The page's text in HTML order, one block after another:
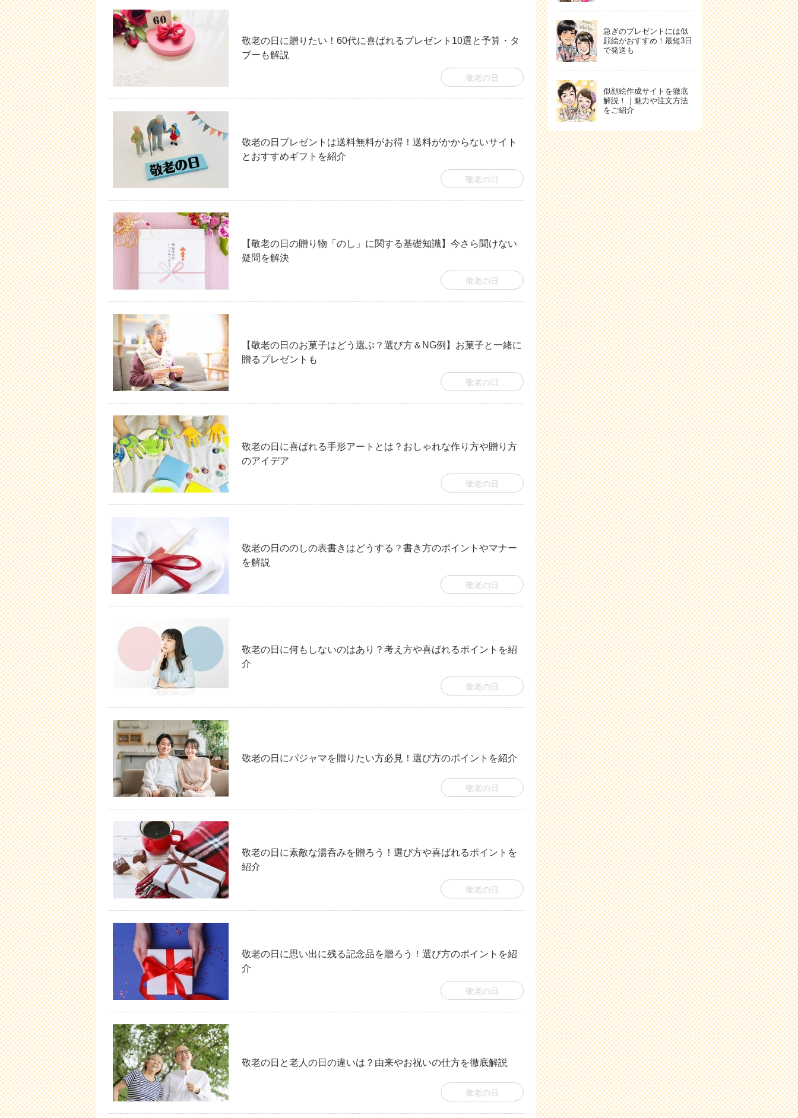
敬老の日に贈りたい！60代に喜ばれるプレゼント10選と予算・タ
ブーも解説
敬老の日
敬老の日プレゼントは送料無料がお得！送料がかからないサイト
とおすすめギフトを紹介
敬老の日
【敬老の日の贈り物「のし」に関する基礎知識】今さら聞けない
疑問を解決
敬老の日
【敬老の日のお菓子はどう選ぶ？選び方＆NG例】お菓子と一緒に
贈るプレゼントも
敬老の日
敬老の日に喜ばれる手形アートとは？おしゃれな作り方や贈り方
のアイデア
敬老の日
敬老の日ののしの表書きはどうする？書き方のポイントやマナー
を解説
敬老の日
敬老の日に何もしないのはあり？考え方や喜ばれるポイントを紹
介
敬老の日
敬老の日にパジャマを贈りたい方必見！選び方のポイントを紹介
敬老の日
敬老の日に素敵な湯呑みを贈ろう！選び方や喜ばれるポイントを
紹介
敬老の日
敬老の日に思い出に残る記念品を贈ろう！選び方のポイントを紹
介
敬老の日
敬老の日と老人の日の違いは？由来やお祝いの仕方を徹底解説
敬老の日
急ぎのプレゼントには似
顔絵がおすすめ！最短3日
で発送も
似顔絵作成サイトを徹底
解説！｜魅力や注文方法
をご紹介